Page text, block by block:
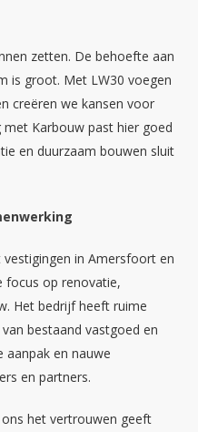
zetten. De behoefte aan
is groot. Met LW30 voegen
creëren we kansen voor
Karbouw past hier goed
en duurzaam bouwen sluit
in Amersfoort en
focus op renovatie,
Het bedrijf heeft ruime
bestaand vastgoed en
aanpak en nauwe
en partners.
het vertrouwen geeft